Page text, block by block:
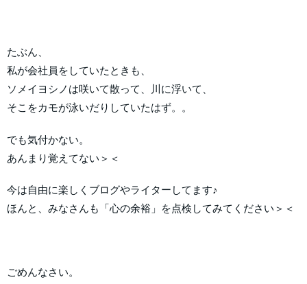
たぶん、
私が会社員をしていたときも、
ソメイヨシノは咲いて散って、川に浮いて、
そこをカモが泳いだりしていたはず。。
でも気付かない。
あんまり覚えてない＞＜
今は自由に楽しくブログやライターしてます♪
ほんと、みなさんも「心の余裕」を点検してみてください＞＜
ごめんなさい。